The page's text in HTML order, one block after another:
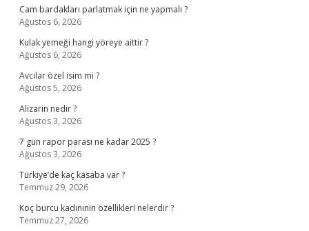
Cam bardakları parlatmak için ne yapmalı ?
Ağustos 6, 2026
Kulak yemeği hangi yöreye aittir ?
Ağustos 6, 2026
Avcılar özel isim mi ?
Ağustos 5, 2026
Alizarin nedir ?
Ağustos 3, 2026
7 gün rapor parası ne kadar 2025 ?
Ağustos 3, 2026
Türkiye’de kaç kasaba var ?
Temmuz 29, 2026
Koç burcu kadınının özellikleri nelerdir ?
Temmuz 27, 2026